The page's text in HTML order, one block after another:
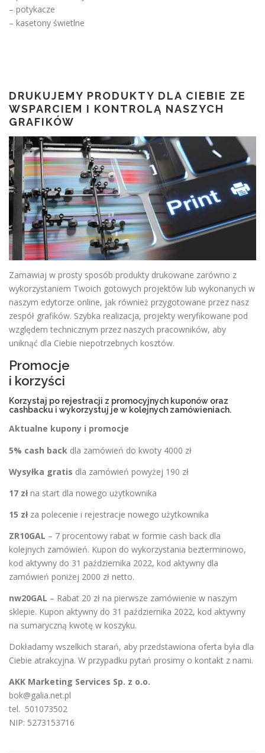
– potykacze
– kasetony świetlne
DRUKUJEMY PRODUKTY DLA CIEBIE ZE
WSPARCIEM I KONTROLĄ NASZYCH
GRAFIKÓW
Zamawiaj w prosty sposób produkty drukowane zarówno z
wykorzystaniem Twoich gotowych projektów lub wykonanych w
naszym edytorze online, jak również przygotowane przez nasz
zespół grafików. Szybka realizacja, projekty weryfikowane pod
względem technicznym przez naszych pracowników, aby
uniknąć dla Ciebie niepotrzebnych kosztów.
Promocje
i korzyści
Korzystaj po rejestracji z promocyjnych kuponów oraz
cashbacku i wykorzystuj je w kolejnych zamówieniach.
Aktualne kupony i promocje
5% cash back dla zamówień do kwoty 4000 zł
Wysyłka gratis dla zamówień powyżej 190 zł
17 złna start dla nowego użytkownika
15 złza polecenie i rejestracje nowego użytkownika
ZR10GAL – 7 procentowy rabat w formie cash back dla
kolejnych zamówień. Kupon do wykorzystania bezterminowo,
kod aktywny do 31 października 2022, kod aktywny dla
zamówień poniżej 2000 zł netto.
nw20GAL – Rabat 20 zł na pierwsze zamówienie w naszym
sklepie. Kupon aktywny do 31 października 2022, kod aktywny
na sumaryczną kwotę w koszyku.
Dokładamy wszelkich starań, aby przedstawiona oferta była dla
Ciebie atrakcyjna. W przypadku pytań prosimy o kontakt z nami.
AKK Marketing Services Sp. z o.o.
bok@galia.net.pl
tel. 501073502
NIP: 5273153716